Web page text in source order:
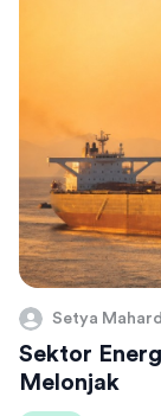
Setya
Sektor
Melonjak